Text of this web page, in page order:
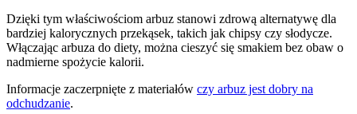
Dzięki tym właściwościom arbuz stanowi zdrową alternatywę dla
bardziej kalorycznych przekąsek, takich jak chipsy czy słodycze.
Włączając arbuza do diety, można cieszyć się smakiem bez obaw o
nadmierne spożycie kalorii.
Informacje zaczerpnięte z materiałów czy arbuz jest dobry na
odchudzanie.